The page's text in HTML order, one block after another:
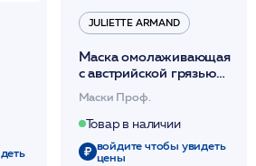
JULIETTE ARMAND
Маска омолаживающая
с австрийской грязью
регенерирующая,
повышающая упругость
280мл /JA
Маски Проф.
Товар в наличии
войдите чтобы увидеть
цены